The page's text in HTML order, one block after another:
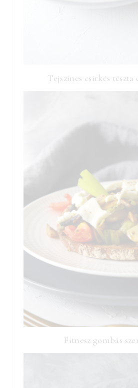
Tejszínes csirkés
Fitnesz gombás